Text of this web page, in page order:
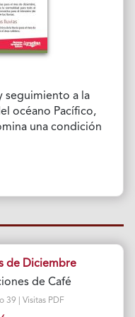
seguimiento a la
océano Pacífico,
una condición
de Diciembre
de Café
39 | Visitas PDF